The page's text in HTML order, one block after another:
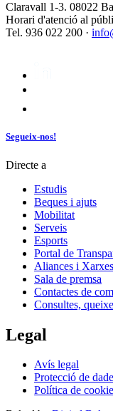
Claravall 1-3. 08022
Horari d'atenció al
Tel. 936 022 200 ·
Segueix-nos!
Directe a
Estudis
Beques i ajuts
Mobilitat
Serveis
Esports
Portal de
Aliances i Xarxes
Sala de premsa
Contactes de
Consultes,
Legal
Avís legal
Protecció de
Política de